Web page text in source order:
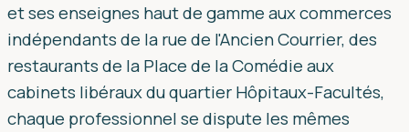
et ses enseignes haut de gamme aux commerces
indépendants de la rue de l'Ancien Courrier, des
restaurants de la Place de la Comédie aux
cabinets libéraux du quartier Hôpitaux-Facultés,
chaque professionnel se dispute les mêmes